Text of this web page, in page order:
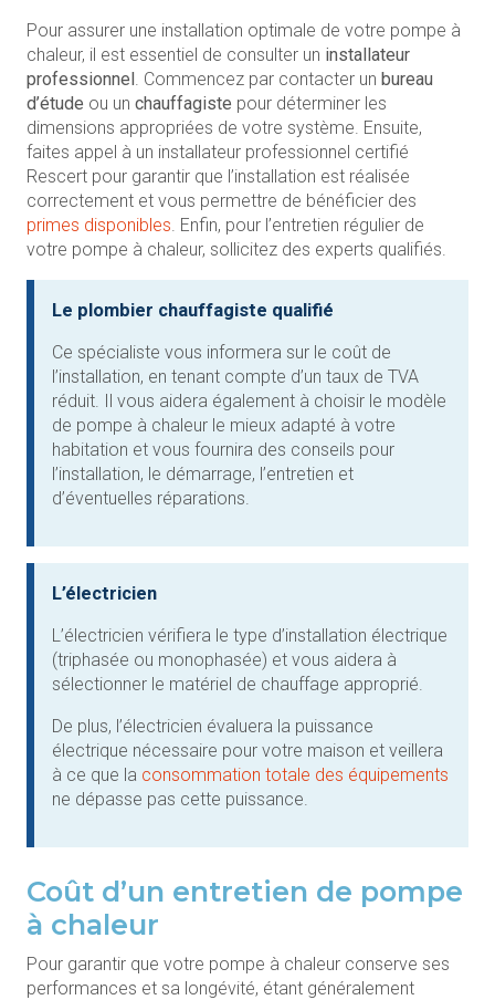
Pour assurer une installation optimale de votre pompe à
chaleur, il est essentiel de consulter un installateur
professionnel . Commencez par contacter un bureau
d’étude ou un chauffagiste pour déterminer les
dimensions appropriées de votre système. Ensuite,
faites appel à un installateur professionnel certifié
Rescert pour garantir que l’installation est réalisée
correctement et vous permettre de bénéficier des
primes disponibles . Enfin, pour l’entretien régulier de
votre pompe à chaleur, sollicitez des experts qualifiés.
Le plombier chauffagiste qualifié
Ce spécialiste vous informera sur le coût de
l’installation, en tenant compte d’un taux de TVA
réduit. Il vous aidera également à choisir le modèle
de pompe à chaleur le mieux adapté à votre
habitation et vous fournira des conseils pour
l’installation, le démarrage, l’entretien et
d’éventuelles réparations.
L’électricien
L’électricien vérifiera le type d’installation électrique
(triphasée ou monophasée) et vous aidera à
sélectionner le matériel de chauffage approprié.
De plus, l’électricien évaluera la puissance
électrique nécessaire pour votre maison et veillera
à ce que la consommation totale des équipements
ne dépasse pas cette puissance.
Coût d’un entretien de pompe
à chaleur
Pour garantir que votre pompe à chaleur conserve ses
performances et sa longévité, étant généralement